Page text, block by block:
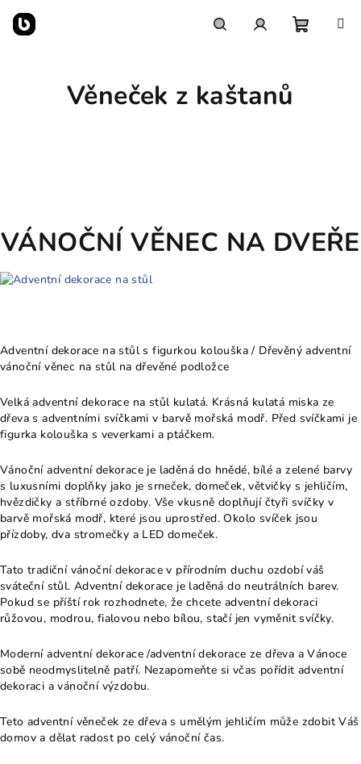
obsah
Věneček z kaštanů
VÁNOČNÍ VĚNEC NA DVEŘE
Adventní dekorace na stůl s figurkou kolouška / Dřevěný adventní
vánoční věnec na stůl na dřevěné podložce
Velká adventní dekorace na stůl kulatá. Krásná kulatá miska ze
dřeva s adventními svíčkami v barvě mořská modř. Před svíčkami je
figurka kolouška s veverkami a ptáčkem.
Vánoční adventní dekorace je laděná do hnědé, bílé a zelené barvy
s luxusními doplňky jako je srneček, domeček, větvičky s jehličím,
hvězdičky a stříbrné ozdoby. Vše vkusně doplňují čtyři svíčky v
barvě mořská modř, které jsou uprostřed. Okolo svíček jsou
přízdoby, dva stromečky a LED domeček.
Tato tradiční vánoční dekorace v přírodním duchu ozdobí váš
sváteční stůl. Adventní dekorace je laděná do neutrálních barev.
Pokud se příští rok rozhodnete, že chcete adventní dekoraci
růžovou, modrou, fialovou nebo bílou, stačí jen vyměnit svíčky.
Moderní adventní dekorace /adventní dekorace ze dřeva a Vánoce
sobě neodmyslitelně patří. Nezapomeňte si včas pořídit adventní
dekoraci a vánoční výzdobu.
Teto adventní věneček ze dřeva s umělým jehličím může zdobit Váš
domov a dělat radost po celý vánoční čas.